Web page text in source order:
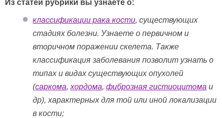
Из статей рубрики вы узнаете о:
классификации рака кости, существующих
стадиях болезни. Узнаете о первичном и
вторичном поражении скелета. Также
классификация заболевания позволит узнать о
типах и видах существующих опухолей
(саркома, хордома, фиброзная гистиоцитома и
др), характерных для той или иной локализации
в кости;